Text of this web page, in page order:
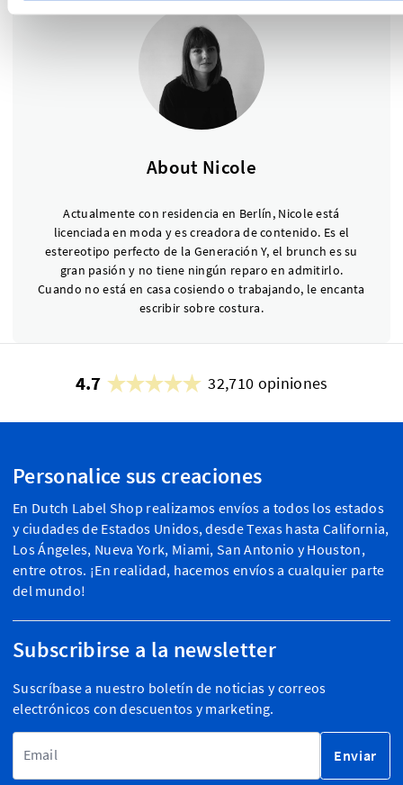
About Nicole
Actualmente con residencia en Berlín, Nicole está
licenciada en moda y es creadora de contenido. Es el
estereotipo perfecto de la Generación Y, el brunch es su
gran pasión y no tiene ningún reparo en admitirlo.
Cuando no está en casa cosiendo o trabajando, le encanta
escribir sobre costura.
4.7 32,710 opiniones
Personalice sus creaciones
En Dutch Label Shop realizamos envíos a todos los estados
y ciudades de Estados Unidos, desde Texas hasta California,
Los Ángeles, Nueva York, Miami, San Antonio y Houston,
entre otros. ¡En realidad, hacemos envíos a cualquier parte
del mundo!
Subscribirse a la newsletter
Suscríbase a nuestro boletín de noticias y correos
electrónicos con descuentos y marketing.
Enviar